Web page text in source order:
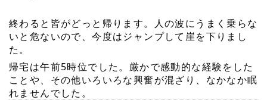
終わると皆がどっと帰ります。人の波にうまく乗らな
いと危ないので、今度はジャンプして崖を下りまし
た。
帰宅は午前5時位でした。厳かで感動的な経験をした
ことや、その他いろいろな興奮が混ざり、なかなか眠
れませんでした。